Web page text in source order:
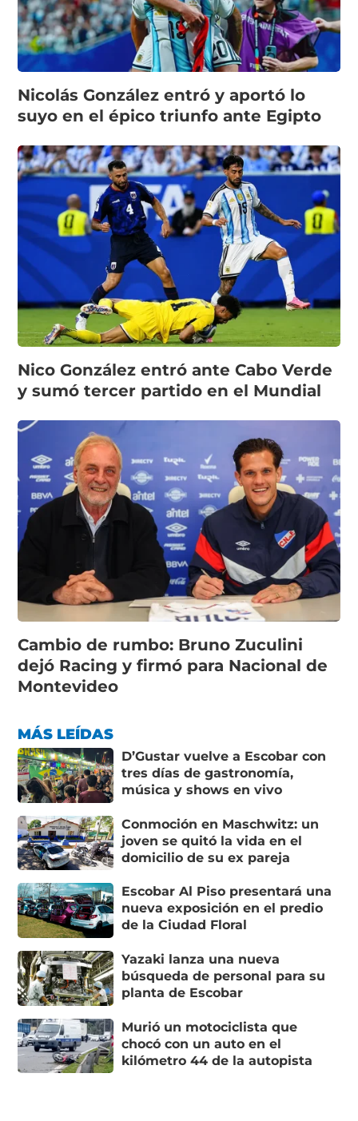
Nicolás González entró y aportó lo
suyo en el épico triunfo ante Egipto
Nico González entró ante Cabo Verde
y sumó tercer partido en el Mundial
Cambio de rumbo: Bruno Zuculini
dejó Racing y firmó para Nacional de
Montevideo
MÁS LEÍDAS
D’Gustar vuelve a Escobar con
tres días de gastronomía,
música y shows en vivo
Conmoción en Maschwitz: un
joven se quitó la vida en el
domicilio de su ex pareja
Escobar Al Piso presentará una
nueva exposición en el predio
de la Ciudad Floral
Yazaki lanza una nueva
búsqueda de personal para su
planta de Escobar
Murió un motociclista que
chocó con un auto en el
kilómetro 44 de la autopista